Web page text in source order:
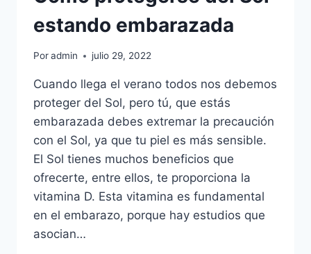
estando embarazada
Poradmin julio 29, 2022
Cuando llega el verano todos nos debemos
proteger del Sol, pero tú, que estás
embarazada debes extremar la precaución
con el Sol, ya que tu piel es más sensible.
El Sol tienes muchos beneficios que
ofrecerte, entre ellos, te proporciona la
vitamina D. Esta vitamina es fundamental
en el embarazo, porque hay estudios que
asocian…